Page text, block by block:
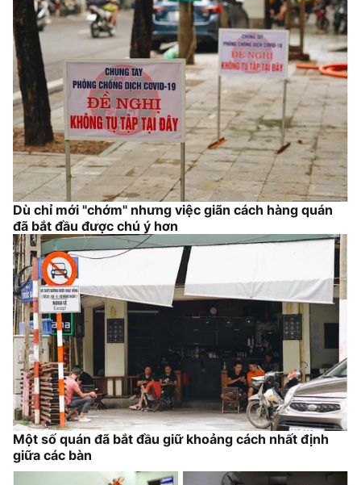
Dù chỉ mới "chớm" nhưng việc giãn cách hàng quán
đã bắt đầu được chú ý hơn
Một số quán đã bắt đầu giữ khoảng cách nhất định
giữa các bàn